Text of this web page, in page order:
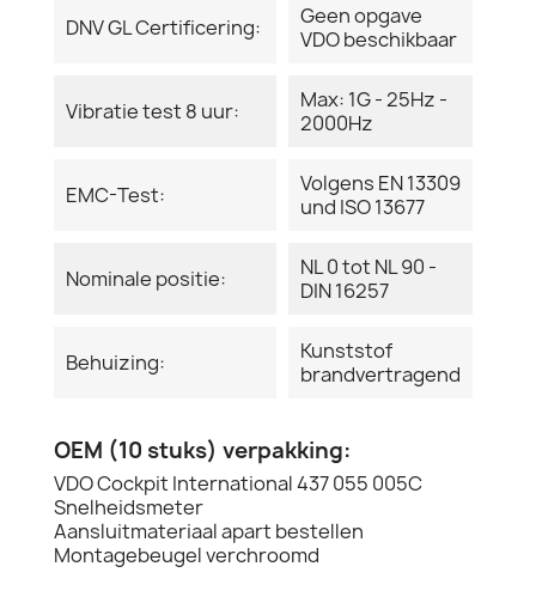
DNV GL Certificering:
Geen opgave
VDO beschikbaar
Vibratie test 8 uur:
Max: 1G - 25Hz -
2000Hz
EMC-Test:
Volgens EN 13309
und ISO 13677
Nominale positie:
NL 0 tot NL 90 -
DIN 16257
Behuizing:
Kunststof
brandvertragend
OEM (10 stuks) verpakking:
VDO Cockpit International 437 055 005C
Snelheidsmeter
Aansluitmateriaal apart bestellen
Montagebeugel verchroomd